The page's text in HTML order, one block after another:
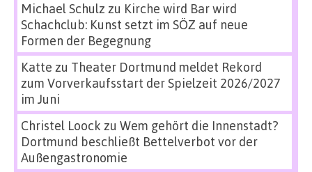
Michael Schulz zu Kirche wird Bar wird
Schachclub: Kunst setzt im SÖZ auf neue
Formen der Begegnung
Katte zu Theater Dortmund meldet Rekord
zum Vorverkaufsstart der Spielzeit 2026/2027
im Juni
Christel Loock zu Wem gehört die Innenstadt?
Dortmund beschließt Bettelverbot vor der
Außengastronomie